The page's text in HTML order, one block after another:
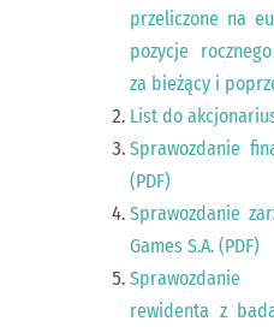
przeliczone na
pozycje
za bieżący i
List do
Sprawozdanie
(PDF)
Sprawozdanie
Games S.A. (PDF)
rewidenta z